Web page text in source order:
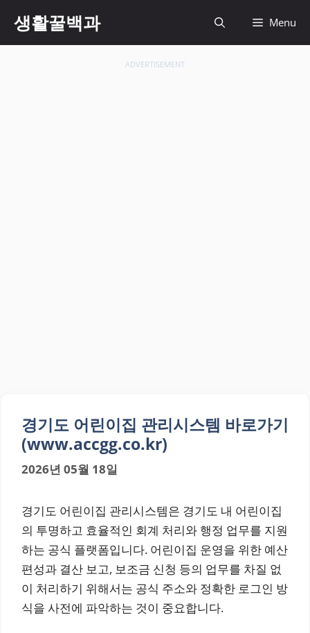
생활꿀백과 Menu
ADVERTISEMENT
경기도 어린이집 관리시스템 바로가기
(www.accgg.co.kr)
2026년 05월 18일
경기도 어린이집 관리시스템은 경기도 내 어린이집
의 투명하고 효율적인 회계 처리와 행정 업무를 지원
하는 공식 플랫폼입니다. 어린이집 운영을 위한 예산
편성과 결산 보고, 보조금 신청 등의 업무를 차질 없
이 처리하기 위해서는 공식 주소와 정확한 로그인 방
식을 사전에 파악하는 것이 중요합니다.